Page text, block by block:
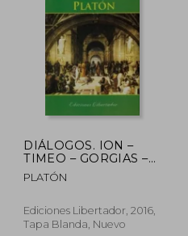
dcto.
DIÁLOGOS. ION –
TIMEO – GORGIAS –
CRITIAS
PLATÓN
Ediciones Libertador, 2016,
Tapa Blanda, Nuevo